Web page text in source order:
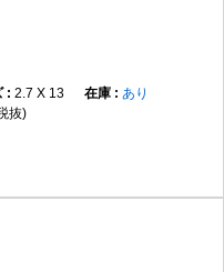
2.7 X 13
あり
抜)